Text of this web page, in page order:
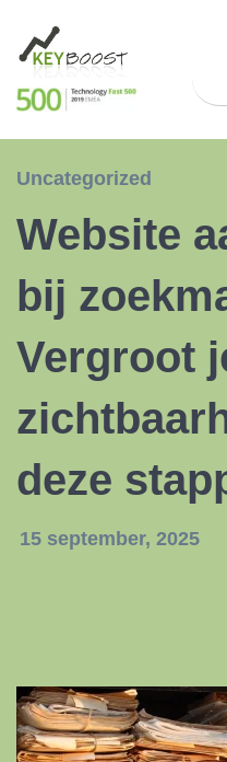
Uncategorized
Website
bij
Vergroot
deze
15 september, 2025